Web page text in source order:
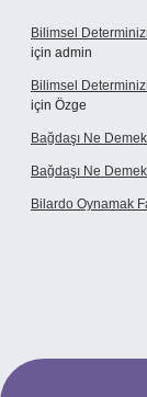
Bilimsel
için admin
Bilimsel
için Özge
Bağdaşı Ne Demek
Bağdaşı Ne Demek
Bilardo Oynamak